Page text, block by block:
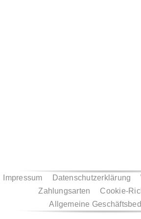
Impressum Datenschutzerklärung
Zahlungsarten
Cookie-
Allgemeine